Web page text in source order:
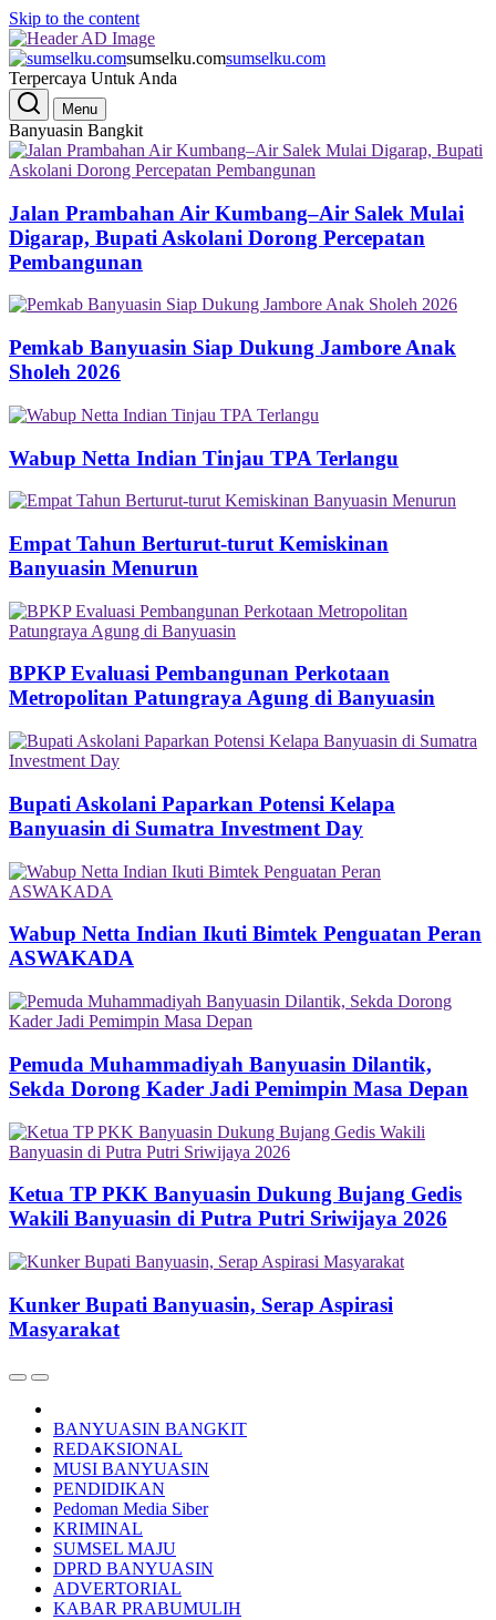
Skip to the content
sumselku.comsumselku.com
Terpercaya Untuk Anda
Menu
Banyuasin Bangkit
Jalan Prambahan Air Kumbang–Air Salek Mulai
Digarap, Bupati Askolani Dorong Percepatan
Pembangunan
Pemkab Banyuasin Siap Dukung Jambore Anak
Sholeh 2026
Wabup Netta Indian Tinjau TPA Terlangu
Empat Tahun Berturut-turut Kemiskinan
Banyuasin Menurun
BPKP Evaluasi Pembangunan Perkotaan
Metropolitan Patungraya Agung di Banyuasin
Bupati Askolani Paparkan Potensi Kelapa
Banyuasin di Sumatra Investment Day
Wabup Netta Indian Ikuti Bimtek Penguatan Peran
ASWAKADA
Pemuda Muhammadiyah Banyuasin Dilantik,
Sekda Dorong Kader Jadi Pemimpin Masa Depan
Ketua TP PKK Banyuasin Dukung Bujang Gedis
Wakili Banyuasin di Putra Putri Sriwijaya 2026
Kunker Bupati Banyuasin, Serap Aspirasi
Masyarakat
BANYUASIN BANGKIT
REDAKSIONAL
MUSI BANYUASIN
PENDIDIKAN
Pedoman Media Siber
KRIMINAL
SUMSEL MAJU
DPRD BANYUASIN
ADVERTORIAL
KABAR PRABUMULIH